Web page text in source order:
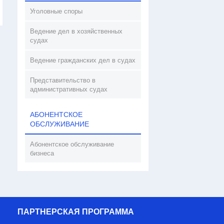
Уголовные споры
Ведение дел в хозяйственных
судах
Ведение гражданских дел в судах
Представительство в
административных судах
АБОНЕНТСКОЕ
ОБСЛУЖИВАНИЕ
Абонентское обслуживание
бизнеса
ПАРТНЕРСКАЯ ПРОГРАММА